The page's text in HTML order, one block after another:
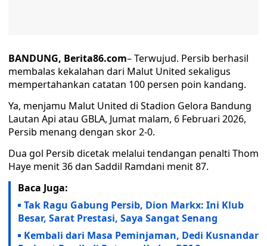
BANDUNG, Berita86.com– Terwujud. Persib berhasil
membalas kekalahan dari Malut United sekaligus
mempertahankan catatan 100 persen poin kandang.
Ya, menjamu Malut United di Stadion Gelora Bandung
Lautan Api atau GBLA, Jumat malam, 6 Februari 2026,
Persib menang dengan skor 2-0.
Dua gol Persib dicetak melalui tendangan penalti Thom
Haye menit 36 dan Saddil Ramdani menit 87.
Baca Juga:
Tak Ragu Gabung Persib, Dion Markx: Ini Klub
Besar, Sarat Prestasi, Saya Sangat Senang
Kembali dari Masa Peminjaman, Dedi Kusnandar